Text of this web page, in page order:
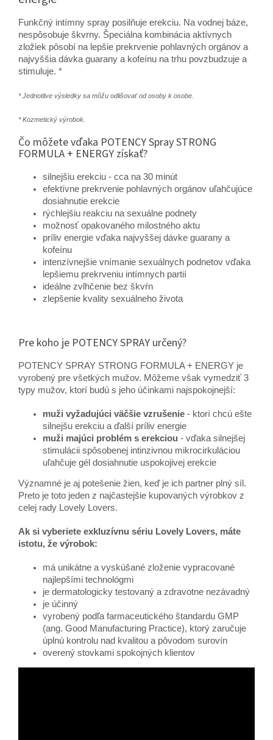
Funkčný intímny spray posilňuje erekciu. Na vodnej báze,
nespôsobuje škvrny. Špeciálna kombinácia aktívnych
zložiek pôsobí na lepšie prekrvenie pohlavných orgánov a
najvyššia dávka guarany a kofeínu na trhu povzbudzuje a
stimuluje. *
* Jednotlive výsledky sa môžu odlišovať od osoby k osobe.
* Kozmetický výrobok.
Čo môžete vďaka POTENCY Spray STRONG
FORMULA + ENERGY získať?
silnejšiu erekciu - cca na 30 minút
efektívne prekrvenie pohlavných orgánov uľahčujúce
dosiahnutie erekcie
rýchlejšiu reakciu na sexuálne podnety
možnosť opakovaného milostného aktu
príliv energie vďaka najvyššej dávke guarany a
kofeínu
intenzívnejšie vnímanie sexuálnych podnetov vďaka
lepšiemu prekrveniu intímnych partií
ideálne zvlhčenie bez škvŕn
zlepšenie kvality sexuálneho života
Pre koho je POTENCY SPRAY určený?
POTENCY SPRAY STRONG FORMULA + ENERGY je
vyrobený pre všetkých mužov. Môžeme však vymedziť 3
typy mužov, ktorí budú s jeho účinkami najspokojnejší:
muži vyžadujúci väčšie vzrušenie - ktorí chcú ešte
silnejšu erekciu a ďalší príliv energie
muži majúci problém s erekciou - vďaka silnejšej
stimulácii spôsobenej intinzivnou mikrocirkuláciou
uľahčuje gél dosiahnutie uspokojivej erekcie
Významné je aj potešenie žien, keď je ich partner plný síl.
Preto je toto jeden z najčastejšie kupovaných výrobkov z
celej rady Lovely Lovers.
Ak si vyberiete exkluzívnu sériu Lovely Lovers, máte
istotu, že výrobok:
má unikátne a vyskúšané zloženie vypracované
najlepšími technológmi
je dermatologicky testovaný a zdravotne nezávadný
je účinný
vyrobený podľa farmaceutického štandardu GMP
(ang. Good Manufacturing Practice), ktorý zaručuje
úplnú kontrolu nad kvalitou a pôvodom surovín
overený stovkami spokojných klientov